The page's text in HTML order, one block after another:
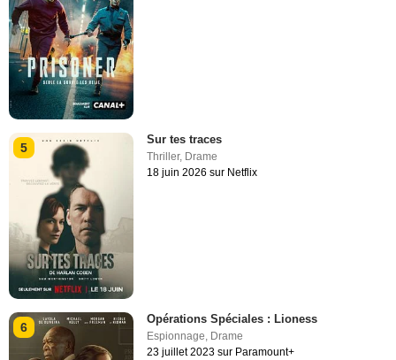
5
Sur tes traces
Thriller, Drame
18 juin 2026 sur Netflix
6
Opérations Spéciales : Lioness
Espionnage, Drame
23 juillet 2023 sur Paramount+